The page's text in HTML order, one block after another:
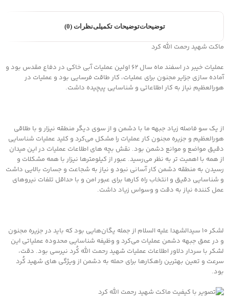
توضیحاتتوضیحات تکمیلینظرات (0)
ماکت شهید رحمت الله کرد
عملیات خیبر در اسفند ماه سال ۶۲ اولین عملیات آبی خاکی در دفاع مقدس بود و
آماده سازی جزایر مجنون برای عملیات، کار طاقت فرسایی بود و عملیات در
هورالعظیم نیاز به کار اطلاعاتی و شناسایی پیچیده داشت.
از یک سو فاصله زیاد جبهه ما با دشمن و از سوی دیگر منطقه نیزار و با طلاقی
هورالعظیم و جزیره مجنون کار عملیات را مشکل می‌کرد و کلید عملیات شناسایی
دقیق مواضع و موانع دشمن بود. نقش بچه های اطلاعات عملیات در این میدان
از همه با اهمیت تر به نظر می‌رسید.‌ عبور از کیلومترها نیزار با همه مشکلات و
رسیدن به منطقه دشمن کار آسانی نبود و نیاز به شجاعت و جسارت بالایی داشت
و شناسایی دقیق و انتخاب راه کارها برای عبور امن و با حداقل تلفات نیروهای
عمل کننده نیاز به دقت و وسواس زیاد داشت.
لشکر ۱۰ سیدالشهدا علیه السلام از جمله یگان‌هایی بود که باید در جزیره مجنون
و در عمق جبهه دشمن عملیات می‌کرد و وظیفه شناسایی محدوده عملیاتی این
لشکر با سردار دلاور اطلاعات عملیات شهید رحمت الله کُرد نیرسی بود. دقت،
سرعت و تعین بهترین راهکارها برای حمله به دشمن از ویژگی های شهید کُرد
بود.